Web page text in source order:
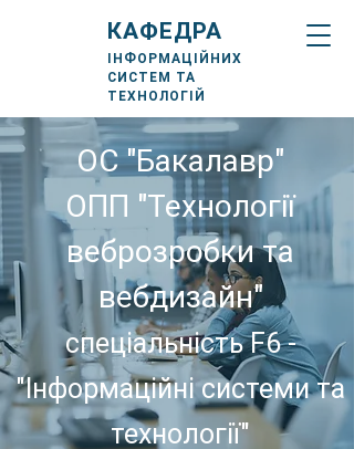
КАФЕДРА
ІНФОРМАЦІЙНИХ
СИСТЕМ ТА
ТЕХНОЛОГІЙ
ОС "Бакалавр"
ОПП "Технології
веброзробки та
вебдизайн"
спеціальність F6 -
"Інформаційні системи та
технології"